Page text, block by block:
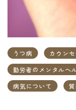
うつ病 カウン
勤労者のメンタルヘ
病気について